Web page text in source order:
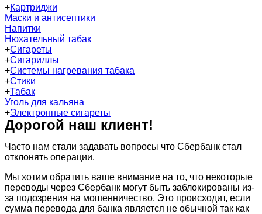
+Картриджи
Маски и антисептики
Напитки
Нюхательный табак
+Сигареты
+Сигариллы
+Системы нагревания табака
+Стики
+Табак
Уголь для кальяна
+Электронные сигареты
Дорогой наш клиент!
Часто нам стали задавать вопросы что Сбербанк стал
отклонять операции.
Мы хотим обратить ваше внимание на то, что некоторые
переводы через Сбербанк могут быть заблокированы из-
за подозрения на мошенничество. Это происходит, если
сумма перевода для банка является не обычной так как